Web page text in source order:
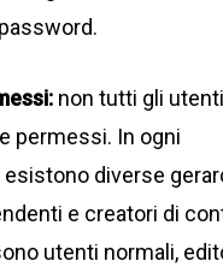
non tutti gli
permessi. In ogni
diverse
e creatori di
utenti normali,